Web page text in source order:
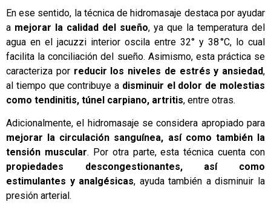
En ese sentido, la técnica de hidromasaje destaca por ayudar
a mejorar la calidad del sueño, ya que la temperatura del
agua en el jacuzzi interior oscila entre 32° y 38 °C, lo cual
facilita la conciliación del sueño. Asimismo, esta práctica se
caracteriza por reducir los niveles de estrés y ansiedad,
al tiempo que contribuye a disminuir el dolor de molestias
como tendinitis, túnel carpiano, artritis, entre otras.
Adicionalmente, el hidromasaje se considera apropiado para
mejorar la circulación sanguínea, así como también la
tensión muscular. Por otra parte, esta técnica cuenta con
propiedades descongestionantes, así como
estimulantes y analgésicas, ayuda también a disminuir la
presión arterial.